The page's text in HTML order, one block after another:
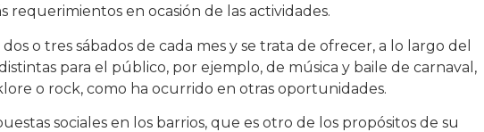
requerimientos en ocasión de las actividades.
o tres sábados de cada mes y se trata de ofrecer, a lo largo del
para el público, por ejemplo, de música y baile de carnaval,
o rock, como ha ocurrido en otras oportunidades.
sociales en los barrios, que es otro de los propósitos de su